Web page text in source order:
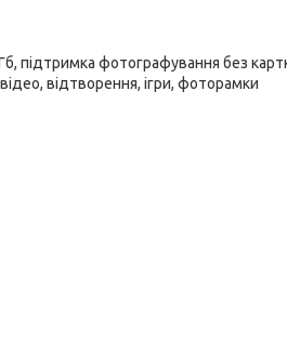
підтримка фотографування без
відтворення, ігри, фоторамки